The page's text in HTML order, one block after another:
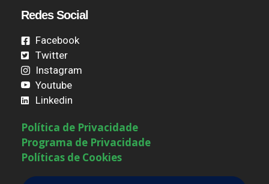
Redes Social
Facebook
Twitter
Instagram
Youtube
Linkedin
Política de Privacidade
Programa de Privacidade
Políticas de Cookies